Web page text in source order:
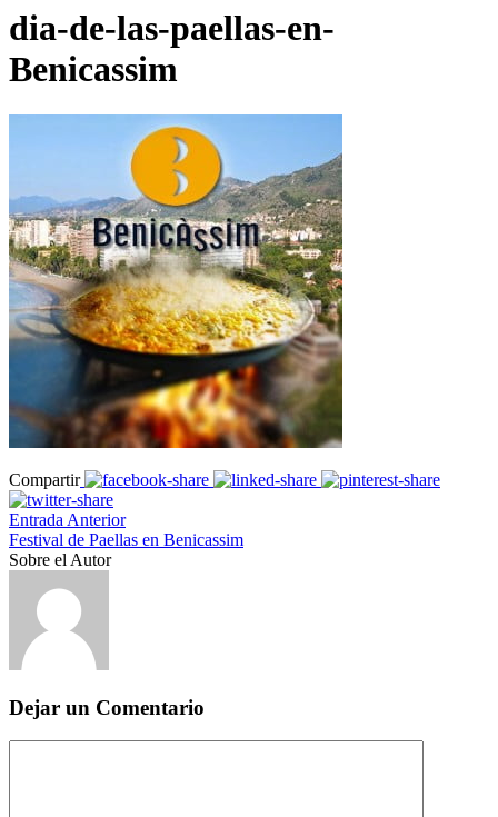
dia-de-las-paellas-en-
Benicassim
Compartir
Entrada Anterior
Festival de Paellas en Benicassim
Sobre el Autor
Dejar un Comentario